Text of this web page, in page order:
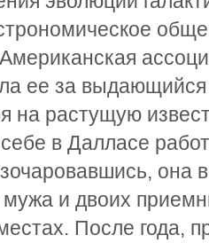
ее за
на растущую
в Далласе
она
и двоих
После года,